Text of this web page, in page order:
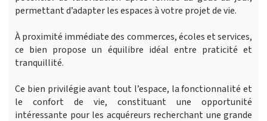
permettant d’adapter les espaces à votre projet de vie.
À proximité immédiate des commerces, écoles et services,
ce bien propose un équilibre idéal entre praticité et
tranquillité.
Ce bien privilégie avant tout l’espace, la fonctionnalité et
le confort de vie, constituant une opportunité
intéressante pour les acquéreurs recherchant une grande